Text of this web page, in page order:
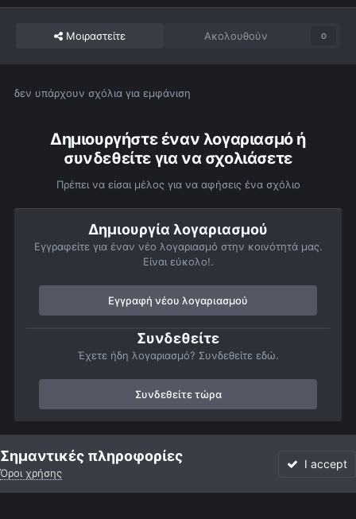
Μοιραστείτε Ακολουθούν 0
δεν υπάρχουν σχόλια για εμφάνιση
Δημιουργήστε έναν λογαριασμό ή
συνδεθείτε για να σχολιάσετε
Πρέπει να είσαι μέλος για να αφήσεις ένα σχόλιο
Δημιουργία λογαριασμού
Εγγραφείτε για έναν νέο λογαριασμό στην κοινότητά μας.
Είναι εύκολο!.
Εγγραφή νέου λογαριασμού
Συνδεθείτε
Έχετε ήδη λογαριασμό? Συνδεθείτε εδώ.
Συνδεθείτε τώρα
Αρχή Αστροφωτογραφίες Πορτρέτα του ουρανού
Σημαντικές πληροφορίες
Όροι χρήσης
I accept
Forum